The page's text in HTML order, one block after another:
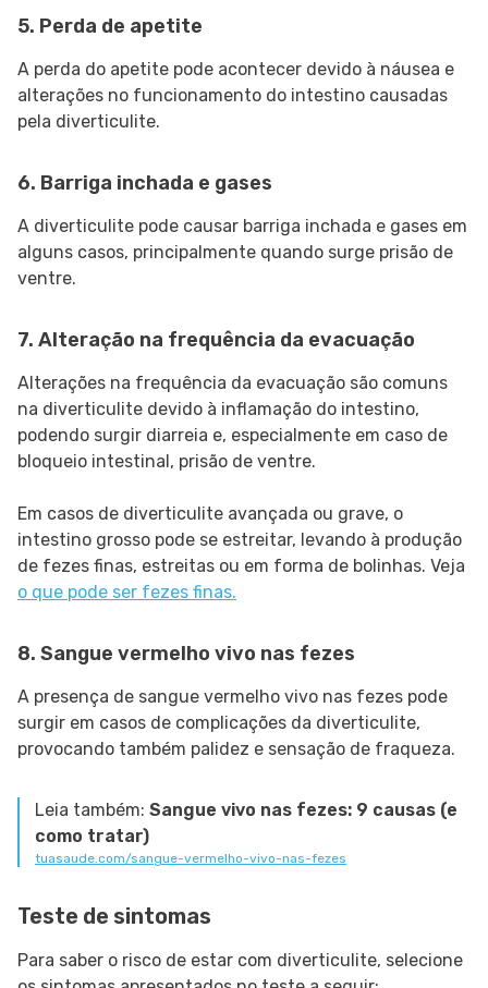
5. Perda de apetite
A perda do apetite pode acontecer devido à náusea e
alterações no funcionamento do intestino causadas
pela diverticulite.
6. Barriga inchada e gases
A diverticulite pode causar barriga inchada e gases em
alguns casos, principalmente quando surge prisão de
ventre.
7. Alteração na frequência da evacuação
Alterações na frequência da evacuação são comuns
na diverticulite devido à inflamação do intestino,
podendo surgir diarreia e, especialmente em caso de
bloqueio intestinal, prisão de ventre.
Em casos de diverticulite avançada ou grave, o
intestino grosso pode se estreitar, levando à produção
de fezes finas, estreitas ou em forma de bolinhas. Veja
o que pode ser fezes finas.
8. Sangue vermelho vivo nas fezes
A presença de sangue vermelho vivo nas fezes pode
surgir em casos de complicações da diverticulite,
provocando também palidez e sensação de fraqueza.
Leia também: Sangue vivo nas fezes: 9 causas (e
como tratar)
tuasaude.com/sangue-vermelho-vivo-nas-fezes
Teste de sintomas
Para saber o risco de estar com diverticulite, selecione